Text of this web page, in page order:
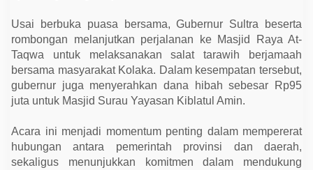
Usai berbuka puasa bersama, Gubernur Sultra beserta
rombongan melanjutkan perjalanan ke Masjid Raya At-
Taqwa untuk melaksanakan salat tarawih berjamaah
bersama masyarakat Kolaka. Dalam kesempatan tersebut,
gubernur juga menyerahkan dana hibah sebesar Rp95
juta untuk Masjid Surau Yayasan Kiblatul Amin.
Acara ini menjadi momentum penting dalam mempererat
hubungan antara pemerintah provinsi dan daerah,
sekaligus menunjukkan komitmen dalam mendukung